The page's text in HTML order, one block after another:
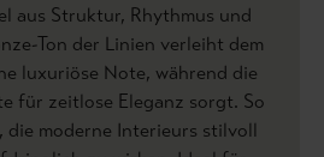
aus Struktur, Rhythmus und
Ton der Linien verleiht dem
luxuriöse Note, während die
für zeitlose Eleganz sorgt. So
moderne Interieurs stilvoll